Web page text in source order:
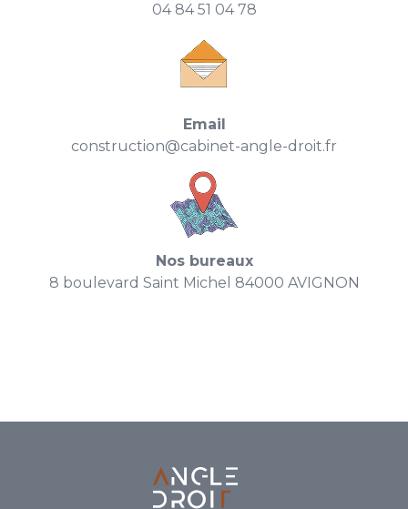
04 84 51 04 78
Email
construction@cabinet-angle-droit.fr
Nos bureaux
8 boulevard Saint Michel 84000 AVIGNON